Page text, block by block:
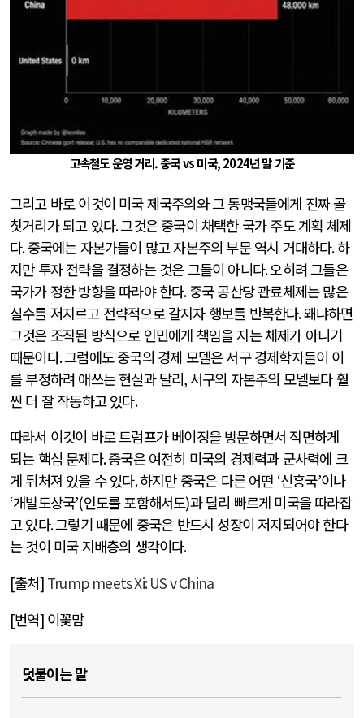
고속철도 운영 거리.중국 vs 미국, 2024년 말 기준
그리고 바로 이것이 미국 제국주의와 그 동맹국들에게 진짜 골
칫거리가 되고 있다.그것은 중국이 채택한 국가 주도 계획 체제
다.중국에는 자본가들이 많고 자본주의 부문 역시 거대하다.하
지만 투자 전략을 결정하는 것은 그들이 아니다.오히려 그들은
국가가 정한 방향을 따라야 한다.중국 공산당 관료체제는 많은
실수를 저지르고 전략적으로 갈지자 행보를 반복한다.왜냐하면
그것은 조직된 방식으로 인민에게 책임을 지는 체제가 아니기
때문이다.그럼에도 중국의 경제 모델은 서구 경제학자들이 이
를 부정하려 애쓰는 현실과 달리, 서구의 자본주의 모델보다 훨
씬 더 잘 작동하고 있다.
따라서 이것이 바로 트럼프가 베이징을 방문하면서 직면하게
되는 핵심 문제다.중국은 여전히 미국의 경제력과 군사력에 크
게 뒤처져 있을 수 있다.하지만 중국은 다른 어떤 ‘신흥국’이나
‘개발도상국’(인도를 포함해서도)과 달리 빠르게 미국을 따라잡
고 있다.그렇기 때문에 중국은 반드시 성장이 저지되어야 한다
는 것이 미국 지배층의 생각이다.
[출처] Trump meets Xi: US v China
[번역] 이꽃맘
덧붙이는 말